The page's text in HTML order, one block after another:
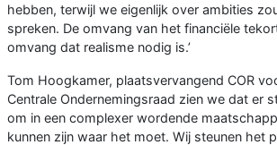
hebben, terwijl we eigenlijk over ambities
spreken. De omvang van het financiële
omvang dat realisme nodig is.’
Tom Hoogkamer, plaatsvervangend COR
Centrale Ondernemingsraad zien we dat er
om in een complexer wordende
kunnen zijn waar het moet. Wij steunen het